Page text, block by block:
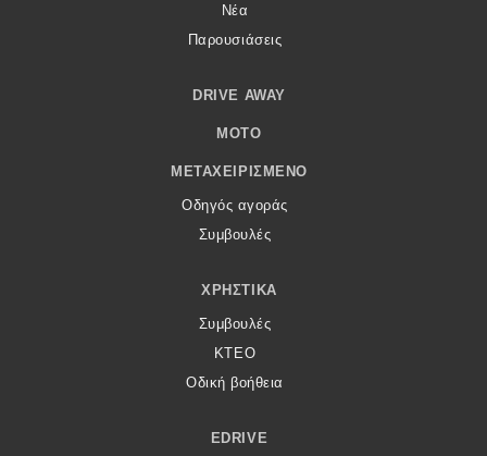
Νέα
Παρουσιάσεις
DRIVE AWAY
MOTO
ΜΕΤΑΧΕΙΡΙΣΜΈΝΟ
Οδηγός αγοράς
Συμβουλές
ΧΡΗΣΤΙΚΆ
Συμβουλές
ΚΤΕΟ
Οδική βοήθεια
EDRIVE